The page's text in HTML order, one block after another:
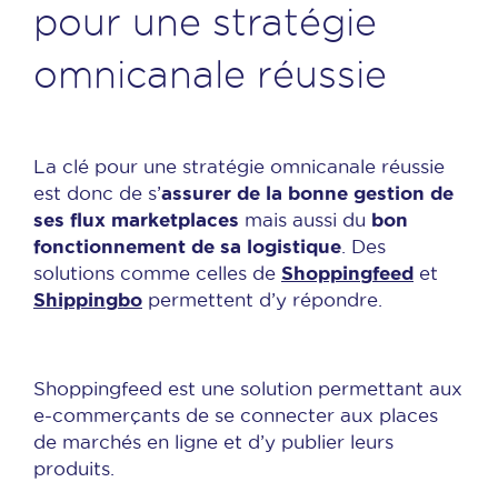
pour une stratégie
omnicanale réussie
La clé pour une stratégie omnicanale réussie
est donc de s’assurer de la bonne gestion de
ses flux marketplaces mais aussi du bon
fonctionnement de sa logistique . Des
solutions comme celles de Shoppingfeed et
Shippingbo permettent d’y répondre.
Shoppingfeed est une solution permettant aux
e-commerçants de se connecter aux places
de marchés en ligne et d’y publier leurs
produits.